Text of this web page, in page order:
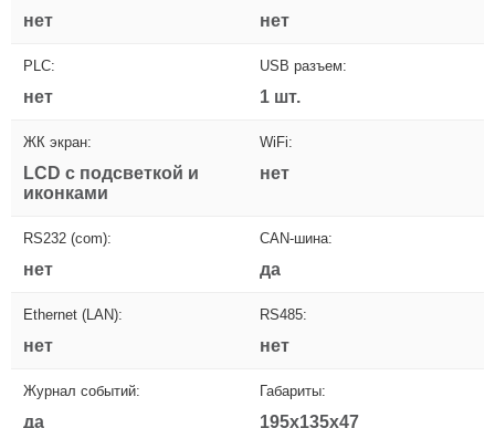
нет нет
PLC:
нет
USB разъем:
1 шт.
ЖК экран:
LCD с подсветкой и
иконками
WiFi:
нет
RS232 (com):
нет
CAN-шина:
да
Ethernet (LAN):
нет
RS485:
нет
Журнал событий:
да
Габариты:
195x135x47